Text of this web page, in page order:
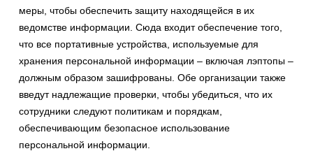
меры, чтобы обеспечить защиту находящейся в их
ведомстве информации. Сюда входит обеспечение того,
что все портативные устройства, используемые для
хранения персональной информации – включая лэптопы –
должным образом зашифрованы. Обе организации также
введут надлежащие проверки, чтобы убедиться, что их
сотрудники следуют политикам и порядкам,
обеспечивающим безопасное использование
персональной информации.